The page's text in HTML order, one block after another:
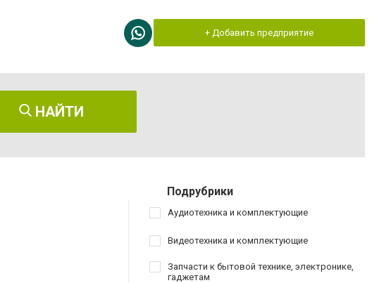
+ Добавить предприятие
НАЙТИ
Подрубрики
Аудиотехника и комплектующие
Видеотехника и комплектующие
Запчасти к бытовой технике, электронике,
гаджетам